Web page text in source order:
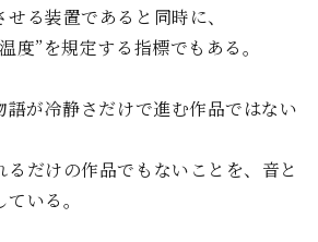
る装置であると同時に、
度”を規定する指標でもある。
が冷静さだけで進む作品ではない
るだけの作品でもないことを、音と
いる。